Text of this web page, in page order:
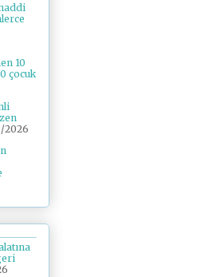
10
çocuk
2026